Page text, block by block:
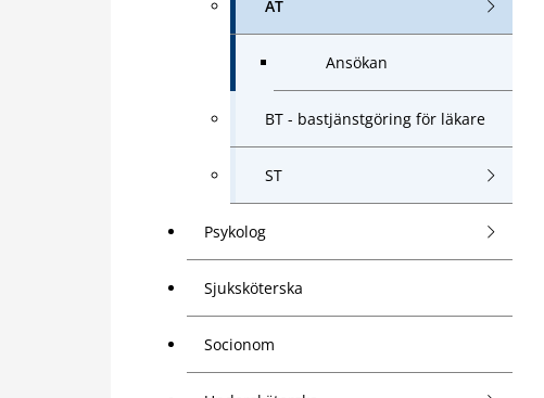
AT
Ansökan
BT - bastjänstgöring för läkare
ST
Psykolog
Sjuksköterska
Socionom